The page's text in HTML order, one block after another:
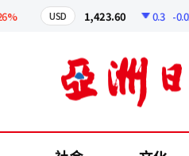
USD 1,423.60 0.3 -0.02%